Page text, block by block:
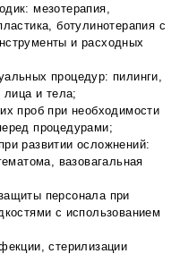
мезотерапия,
ботулинотерапия с
и расходных
процедур: пилинги,
и тела;
проб при необходимости
процедурами;
развитии осложнений:
вазовагальная
персонала при
с использованием
стерилизации